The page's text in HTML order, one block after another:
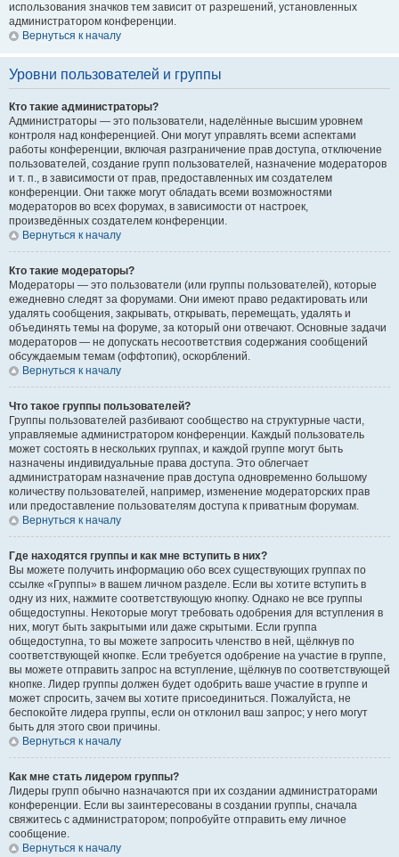
использования значков тем зависит от разрешений, установленных
администратором конференции.
Вернуться к началу
Уровни пользователей и группы
Кто такие администраторы?
Администраторы — это пользователи, наделённые высшим уровнем
контроля над конференцией. Они могут управлять всеми аспектами
работы конференции, включая разграничение прав доступа, отключение
пользователей, создание групп пользователей, назначение модераторов
и т. п., в зависимости от прав, предоставленных им создателем
конференции. Они также могут обладать всеми возможностями
модераторов во всех форумах, в зависимости от настроек,
произведённых создателем конференции.
Вернуться к началу
Кто такие модераторы?
Модераторы — это пользователи (или группы пользователей), которые
ежедневно следят за форумами. Они имеют право редактировать или
удалять сообщения, закрывать, открывать, перемещать, удалять и
объединять темы на форуме, за который они отвечают. Основные задачи
модераторов — не допускать несоответствия содержания сообщений
обсуждаемым темам (оффтопик), оскорблений.
Вернуться к началу
Что такое группы пользователей?
Группы пользователей разбивают сообщество на структурные части,
управляемые администратором конференции. Каждый пользователь
может состоять в нескольких группах, и каждой группе могут быть
назначены индивидуальные права доступа. Это облегчает
администраторам назначение прав доступа одновременно большому
количеству пользователей, например, изменение модераторских прав
или предоставление пользователям доступа к приватным форумам.
Вернуться к началу
Где находятся группы и как мне вступить в них?
Вы можете получить информацию обо всех существующих группах по
ссылке «Группы» в вашем личном разделе. Если вы хотите вступить в
одну из них, нажмите соответствующую кнопку. Однако не все группы
общедоступны. Некоторые могут требовать одобрения для вступления в
них, могут быть закрытыми или даже скрытыми. Если группа
общедоступна, то вы можете запросить членство в ней, щёлкнув по
соответствующей кнопке. Если требуется одобрение на участие в группе,
вы можете отправить запрос на вступление, щёлкнув по соответствующей
кнопке. Лидер группы должен будет одобрить ваше участие в группе и
может спросить, зачем вы хотите присоединиться. Пожалуйста, не
беспокойте лидера группы, если он отклонил ваш запрос; у него могут
быть для этого свои причины.
Вернуться к началу
Как мне стать лидером группы?
Лидеры групп обычно назначаются при их создании администраторами
конференции. Если вы заинтересованы в создании группы, сначала
свяжитесь с администратором; попробуйте отправить ему личное
сообщение.
Вернуться к началу